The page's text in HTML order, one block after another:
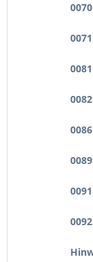
0070
0071
0081
0082
0086
0089
0091
0092